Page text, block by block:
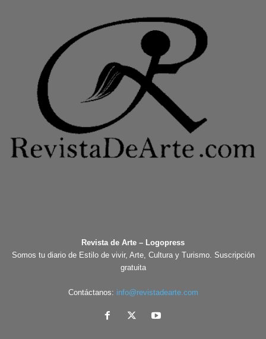
Revista de Arte – Logopress
Somos tu diario de Estilo de vivir, Arte, Cultura y Turismo. Suscripción
gratuita
Contáctanos: info@revistadearte.com